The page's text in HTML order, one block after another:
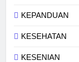
KEPANDUAN
KESEHATAN
KESENIAN